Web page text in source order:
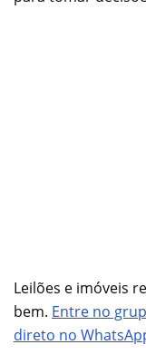
Leilões e imóveis
bem. Entre no
direto no